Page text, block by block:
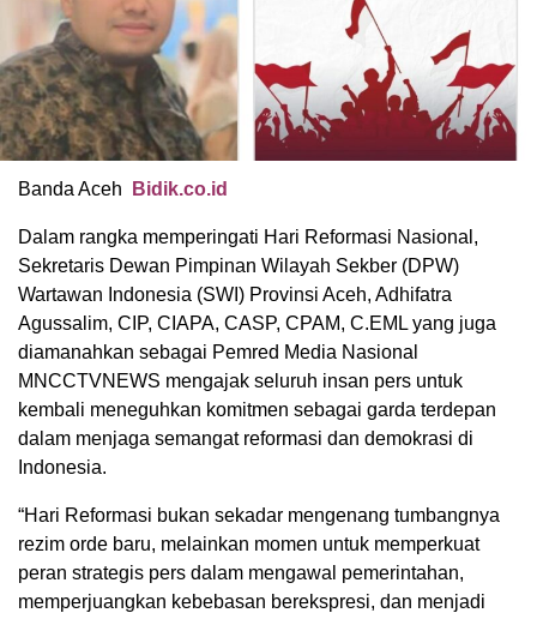
Banda Aceh Bidik.co.id
Dalam rangka memperingati Hari Reformasi Nasional,
Sekretaris Dewan Pimpinan Wilayah Sekber (DPW)
Wartawan Indonesia (SWI) Provinsi Aceh, Adhifatra
Agussalim, CIP, CIAPA, CASP, CPAM, C.EML yang juga
diamanahkan sebagai Pemred Media Nasional
MNCCTVNEWS mengajak seluruh insan pers untuk
kembali meneguhkan komitmen sebagai garda terdepan
dalam menjaga semangat reformasi dan demokrasi di
Indonesia.
“Hari Reformasi bukan sekadar mengenang tumbangnya
rezim orde baru, melainkan momen untuk memperkuat
peran strategis pers dalam mengawal pemerintahan,
memperjuangkan kebebasan berekspresi, dan menjadi